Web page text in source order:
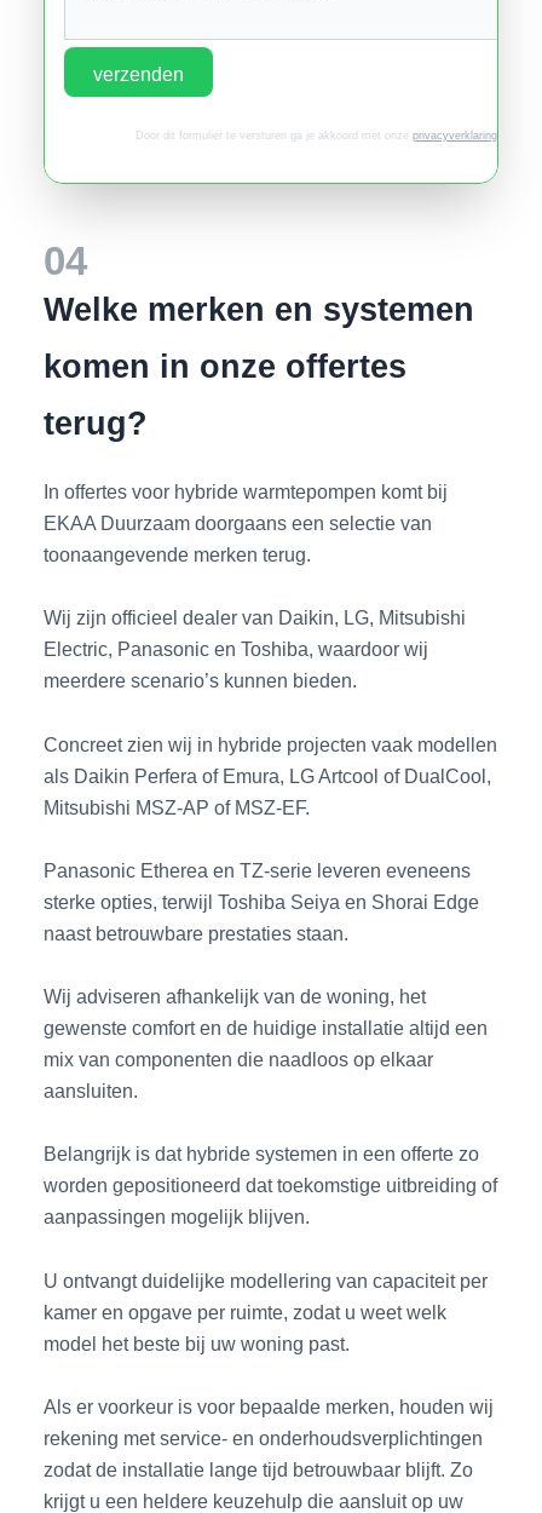
verzenden
Door dit formulier te versturen ga je akkoord met onze privacyverklaring.
04
Welke merken en systemen
komen in onze offertes
terug?
In offertes voor hybride warmtepompen komt bij
EKAA Duurzaam doorgaans een selectie van
toonaangevende merken terug.
Wij zijn officieel dealer van Daikin, LG, Mitsubishi
Electric, Panasonic en Toshiba, waardoor wij
meerdere scenario’s kunnen bieden.
Concreet zien wij in hybride projecten vaak modellen
als Daikin Perfera of Emura, LG Artcool of DualCool,
Mitsubishi MSZ-AP of MSZ-EF.
Panasonic Etherea en TZ-serie leveren eveneens
sterke opties, terwijl Toshiba Seiya en Shorai Edge
naast betrouwbare prestaties staan.
Wij adviseren afhankelijk van de woning, het
gewenste comfort en de huidige installatie altijd een
mix van componenten die naadloos op elkaar
aansluiten.
Belangrijk is dat hybride systemen in een offerte zo
worden gepositioneerd dat toekomstige uitbreiding of
aanpassingen mogelijk blijven.
U ontvangt duidelijke modellering van capaciteit per
kamer en opgave per ruimte, zodat u weet welk
model het beste bij uw woning past.
Als er voorkeur is voor bepaalde merken, houden wij
rekening met service- en onderhoudsverplichtingen
zodat de installatie lange tijd betrouwbaar blijft. Zo
krijgt u een heldere keuzehulp die aansluit op uw